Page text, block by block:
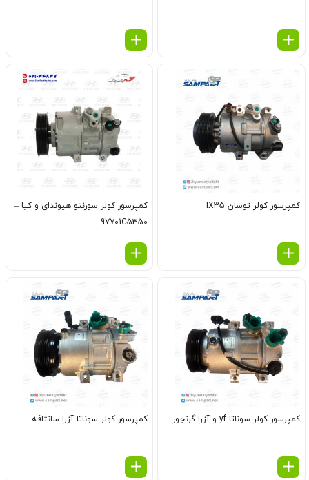
کمپرسور کولر توسان IX35
کمپرسور کولر سورنتو هیوندای و کیا –
97701C5350
کمپرسور کولر سوناتا yf و آزرا گرنجور کمپرسور کولر سوناتا آزرا سانتافه